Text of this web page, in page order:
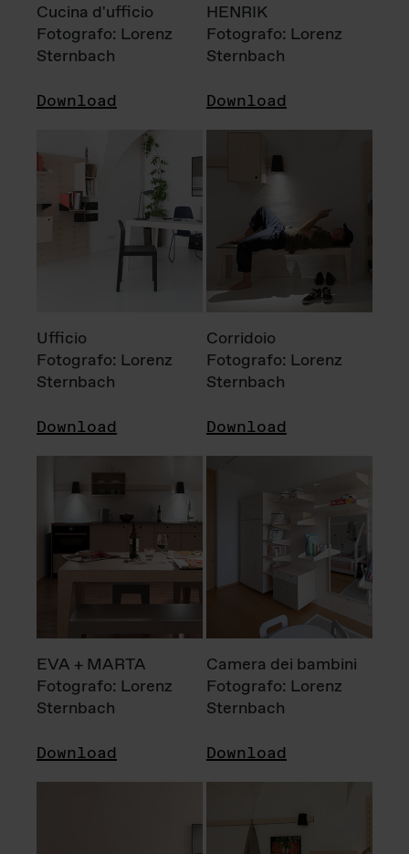
Cucina d'ufficio
Fotografo: Lorenz
Sternbach
Download
HENRIK
Fotografo: Lorenz
Sternbach
Download
Ufficio
Fotografo: Lorenz
Sternbach
Download
Corridoio
Fotografo: Lorenz
Sternbach
Download
EVA + MARTA
Fotografo: Lorenz
Sternbach
Download
Camera dei bambini
Fotografo: Lorenz
Sternbach
Download